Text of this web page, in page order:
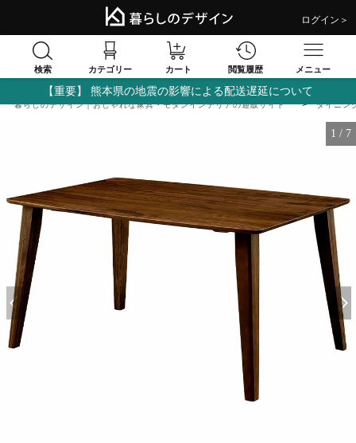
ログイン＞
検索 カテゴリー カート 閲覧履歴 メニュー
【重要】 熊本県の地震の影響による配送遅延について
暮らしのデザイン｜おしゃれな家具・モダンインテリアの通販サイト ダイニン
1 / 7